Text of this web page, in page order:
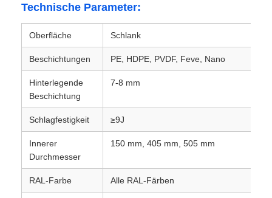
Aluminiumkreis
Farbbeschichtete Aluminiumspule
Aluminiumspule
Aluminiumstreifen-Spule
Aluminiumkarschtafel
Technische Parameter:
Oberfläche Schlank
Beschichtungen PE, HDPE, PVDF, Feve, Nano
Hinterlegende
Beschichtung
7-8 mm
Schlagfestigkeit ≥9J
Innerer
Durchmesser
150 mm, 405 mm, 505 mm
RAL-Farbe Alle RAL-Färben